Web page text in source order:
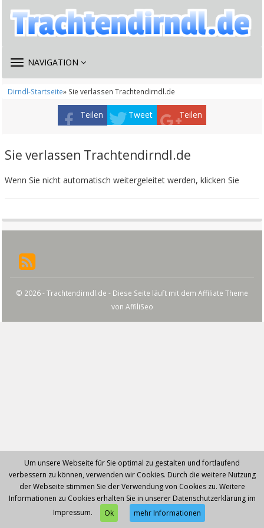
TOGGLE
NAVIGATION
Dirndl-Startseite» Sie verlassen Trachtendirndl.de
Teilen Tweet Teilen
Sie verlassen Trachtendirndl.de
Wenn Sie nicht automatisch weitergeleitet werden, klicken Sie
© 2026 - Trachtendirndl.de - Diese Seite läuft mit dem Affiliate Theme
von AffiliSeo
Um unsere Webseite für Sie optimal zu gestalten und fortlaufend
verbessern zu können, verwenden wir Cookies. Durch die weitere Nutzung
der Webseite stimmen Sie der Verwendung von Cookies zu. Weitere
Informationen zu Cookies erhalten Sie in unserer Datenschutzerklärung im
Impressum.
Ok mehr Informationen